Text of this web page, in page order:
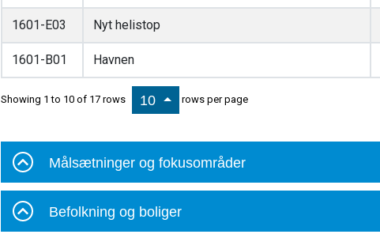
1601-E03 Nyt helistop
1601-B01 Havnen
Showing 1 to 10 of 17 rows 10 rows per page
Målsætninger og fokusområder
Befolkning og boliger